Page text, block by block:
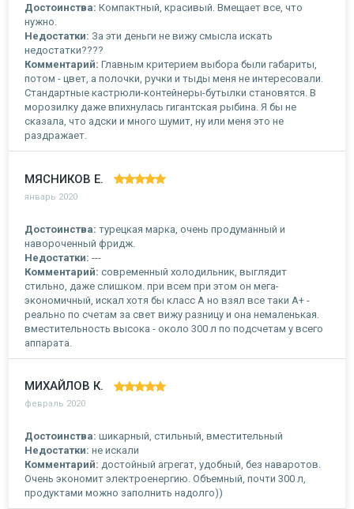
Достоинства: Компактный, красивый. Вмещает все, что
нужно.
Недостатки: За эти деньги не вижу смысла искать
недостатки????
Комментарий: Главным критерием выбора были габариты,
потом - цвет, а полочки, ручки и тыды меня не интересовали.
Стандартные кастрюли-контейнеры-бутылки становятся. В
морозилку даже впихнулась гигантская рыбина. Я бы не
сказала, что адски и много шумит, ну или меня это не
раздражает.
МЯСНИКОВ Е.
январь 2020
Достоинства: турецкая марка, очень продуманный и
навороченный фридж.
Недостатки: ---
Комментарий: современный холодильник, выглядит
стильно, даже слишком. при всем при этом он мега-
экономичный, искал хотя бы класс А но взял все таки А+ -
реально по счетам за свет вижу разницу и она немаленькая.
вместительность высока - около 300 л по подсчетам у всего
аппарата.
МИХАЙЛОВ К.
февраль 2020
Достоинства: шикарный, стильный, вместительный
Недостатки: не искали
Комментарий: достойный агрегат, удобный, без наваротов.
Очень экономит электроенергию. Объемный, почти 300 л,
продуктами можно заполнить надолго))